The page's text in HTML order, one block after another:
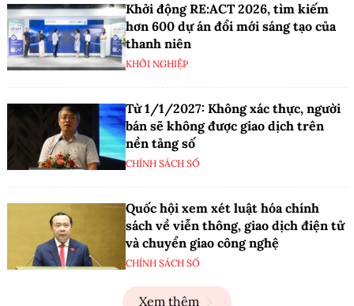
Khởi động RE:ACT 2026, tìm kiếm
hơn 600 dự án đổi mới sáng tạo của
thanh niên
KHỞI NGHIỆP
Từ 1/1/2027: Không xác thực, người
bán sẽ không được giao dịch trên
nền tảng số
CHÍNH SÁCH SỐ
Quốc hội xem xét luật hóa chính
sách về viễn thông, giao dịch điện tử
và chuyển giao công nghệ
CHÍNH SÁCH SỐ
Xem thêm